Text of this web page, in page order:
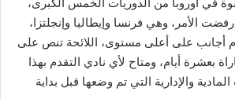
اتحادات رفضت الأمر، وهي فرنسا وإيطاليا وإنجلتزا،
أجانب على أعلى مستوى، اللائحة تنص على
بعشرة أيام، ومتاح لأي نادي التقدم بهذا
والإدارية التي تم وضعها قبل بداية